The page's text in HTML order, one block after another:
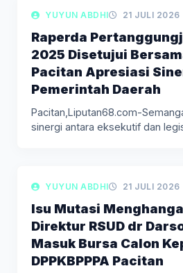
LIPUTAN BERITA
YUYUN ABDHI 21 JULI 2026
Raperda
2025 Disetujui
Pacitan Apresiasi
Pemerintah Daerah
Pacitan,Liputan68.com-
sinergi antara eksekutif dan
LIPUTAN BERITA
YUYUN ABDHI 21 JULI 2026
Isu Mutasi
Direktur RSUD dr
Masuk Bursa Calon
DPPKBPPPA Pacitan